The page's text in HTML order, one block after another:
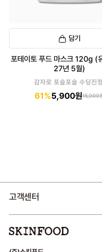
담기
포테이토 푸드 마스크 120g (
27년 5월)
감자로 포슬포슬 수딩진
61%5,900원15,000
고객센터